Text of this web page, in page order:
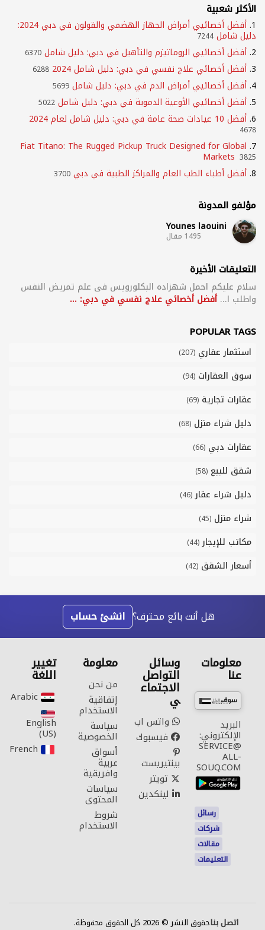
الأكثر شعبية
1. أفضل أخصائيي أمراض الجهاز الهضمي والقولون في دبي 2024:
دليل شامل 7244
2. أفضل أخصائيي الروماتيزم والتأهيل في دبي: دليل شامل 6370
3. أفضل أخصائي علاج نفسي في دبي: دليل شامل 2024 6288
4. أفضل أخصائيي أمراض الدم في دبي: دليل شامل 5699
5. أفضل أخصائيي الأوعية الدموية في دبي: دليل شامل 5022
6. أفضل 10 عيادات صحة عامة في دبي: دليل شامل لعام 2024
4678
7.
Fiat Titano: The Rugged Pickup Truck Designed for Global
Markets 3825
8. أفضل أطباء الطب العام والمراكز الطبية في دبي 3700
مؤلفو المدونة
Younes laouini
1495 مقال
التعليقات الأخيرة
سلام علیکم احمل شهزاده البکلورویس فی علم تمریض النفس
واطلب ا...أفضل أخصائي علاج نفسي في دبي: ...
POPULAR TAGS
استثمار عقاري (207)
سوق العقارات (94)
عقارات تجارية (69)
دليل شراء منزل (68)
عقارات دبي (66)
شقق للبيع (58)
دليل شراء عقار (46)
شراء منزل (45)
مكاتب للإيجار (44)
أسعار الشقق (42)
هل أنت بائع محترف؟ انشئ حساب
معلومات
عنا
البريد
الإلكتروني:
SERVICE@
ALL-
SOUQ.COM
رسائل
شركات
مقالات
التعليمات
وسائل
التواصل
الاجتماع
ي
واتس اب
فيسبوك
بينتيريست
تويتر
لينكدين
معلومة
من نحن
إتفاقية
الاستخدام
سياسة
الخصوصية
أسواق
عربية
وافريقية
سياسات
المحتوى
شروط
الاستخدام
تغيير
اللغة
Arabic‎
English
(US)‎
French‎
اتصل بناحقوق النشر © 2026 كل الحقوق محفوظة.